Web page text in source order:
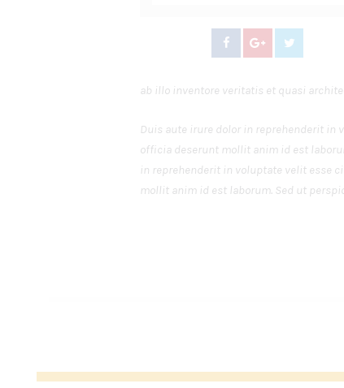
ab illo inventore veritatis et quasi
Duis aute irure dolor in reprehenderit
officia deserunt mollit anim id est
in reprehenderit in voluptate velit esse
mollit anim id est laborum. Sed ut